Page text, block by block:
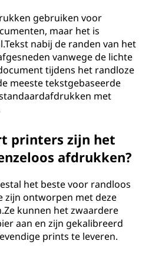
gebruiken voor
maar het is
nabij de randen van het
vanwege de lichte
tijdens het randloze
meeste tekstgebaseerde
met
printers zijn het
afdrukken?
het beste voor randloos
zijn ontworpen met deze
kunnen het zwaardere
aan en zijn gekalibreerd
prints te leveren.